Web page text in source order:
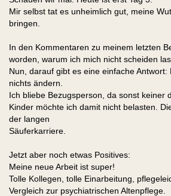
Mir selbst tat es unheimlich gut, meine
bringen.
In den Kommentaren zu meinem letzten
worden, warum ich mich nicht scheiden
Nun, darauf gibt es eine einfache Antwort:
nichts ändern.
Ich bliebe Bezugsperson, da sonst keiner
Kinder möchte ich damit nicht belasten.
der langen
Säuferkarriere.
Jetzt aber noch etwas Positives:
Meine neue Arbeit ist super!
Tolle Kollegen, tolle Einarbeitung,
Vergleich zur psychiatrischen Altenpflege.